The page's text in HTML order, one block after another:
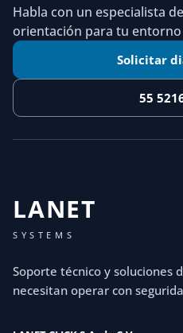
Habla con un especialista
orientación para tu entorno
Solicitar
55
LANET
SYSTEMS
Soporte técnico y soluciones
necesitan operar con